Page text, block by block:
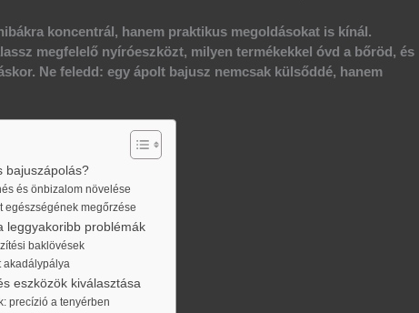
koncentrál, hanem praktikus megoldásokat is kínál.
megfelelő nyíróeszközt, milyen termékekkel óvd a bőröd, és
Ne feledd: egy ápolt bajusz nemcsak külsőddé, hanem
bajuszápolás?
és önbizalom növelése
egészségének megőrzése
leggyakoribb problémák
baklövések
akadálypálya
eszközök kiválasztása
precízió a tenyérben